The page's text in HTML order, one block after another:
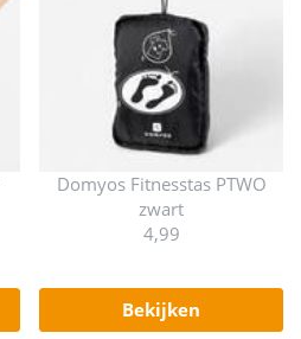
Domyos Fitnesstas PTWO
zwart
4,99
bekijken